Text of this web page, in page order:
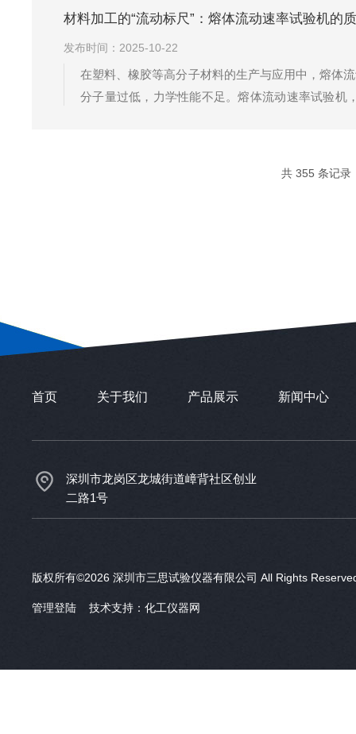
材料加工的“流动标尺”：熔体流动速率试验机的
发布时间：2025-10-22
在塑料、橡胶等高分子材料的生产与应用中，熔体
分子量过低，力学性能不足。熔体流动速率试验机
共 355 条记
首页 关于我们 产品展示 新闻中心
深圳市龙岗区龙城街道嶂背社区创业
二路1号
版权所有©2026 深圳市三思试验仪器有限公司 All Rights
管理登陆 技术支持： 化工仪器网